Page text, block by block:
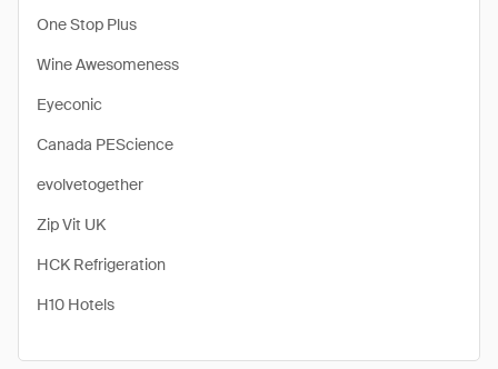
One Stop Plus
Wine Awesomeness
Eyeconic
Canada PEScience
evolvetogether
Zip Vit UK
HCK Refrigeration
H10 Hotels